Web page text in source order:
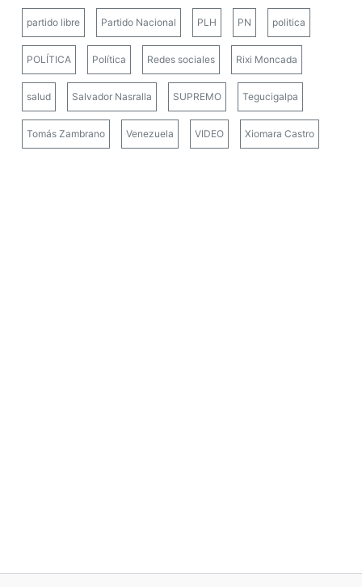
partido libre Partido Nacional PLH PN politica
POLÍTICA Política Redes sociales Rixi Moncada
salud Salvador Nasralla SUPREMO Tegucigalpa
Tomás Zambrano Venezuela VIDEO Xiomara Castro